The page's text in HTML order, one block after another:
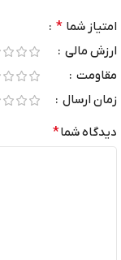
امتیاز شما *
ارزش مالی
مقاومت
زمان ارسال
دیدگاه شما*